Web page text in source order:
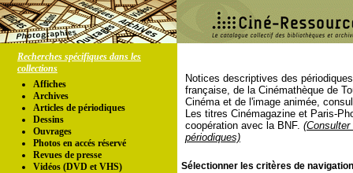
Recherches spécifiques dans les
collections
Affiches
Archives
Articles de périodiques
Dessins
Ouvrages
Photos en accés réservé
Revues de presse
Vidéos (DVD et VHS)
Notices descriptives des
française, de la Cinémathèque de
Cinéma et de l'image animée,
Les titres Cinémagazine et Paris-
coopération avec la BNF.
périodiques)
Sélectionner les critères de